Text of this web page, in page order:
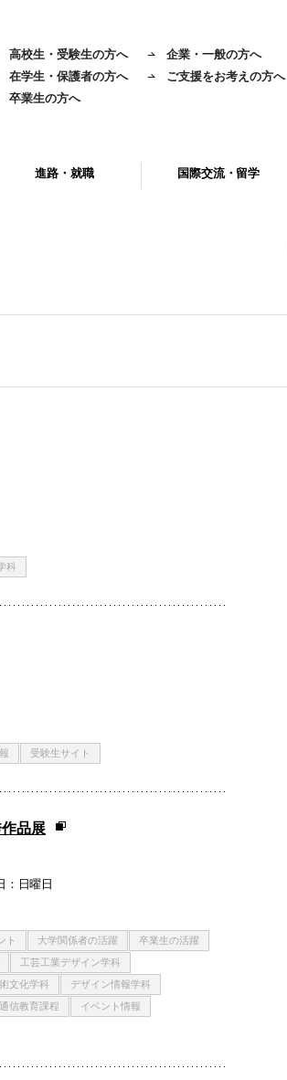
高校生・受験生の方へ
在学生・保護者の方へ
卒業生の方へ
企業・一般の方へ
ご支援をお考えの方へ
進路・就職 国際交流・留学
科
受験生サイト
品展
日曜日
ト 大学関係者の活躍
卒業生の活躍
工芸工業デザイン学科
文化学科
デザイン情報学科
通信教育課程
イベント情報